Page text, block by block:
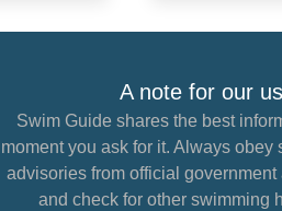
A note for our
Swim Guide shares the best
moment you ask for it. Always obey
advisories from official
and check for other swimming